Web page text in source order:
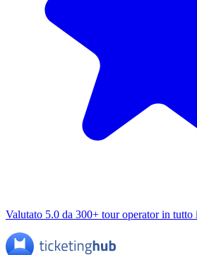
Valutato 5.0 da 300+ tour operator in tutto